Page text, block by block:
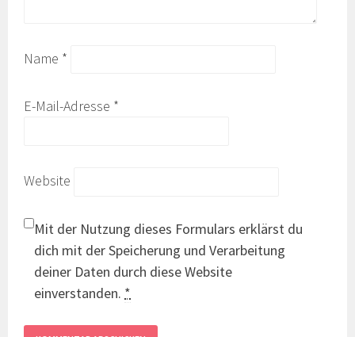
Name *
E-Mail-Adresse *
Website
Mit der Nutzung dieses Formulars erklärst du
dich mit der Speicherung und Verarbeitung
deiner Daten durch diese Website
einverstanden. *